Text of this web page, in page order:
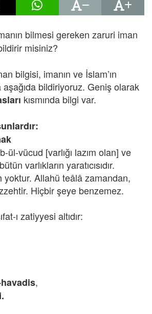
bilmesi gereken zaruri iman
misiniz?
bilgisi, imanın ve İslam’ın
aşağıda bildiriyoruz. Geniş olarak
kısmında bilgi var.
ül-vücud [varlığı lazım olan] ve
varlıkların yaratıcısıdır.
yoktur. Allahü teâlâ zamandan,
Hiçbir şeye benzemez.
ı zatiyyesi altıdır:
,